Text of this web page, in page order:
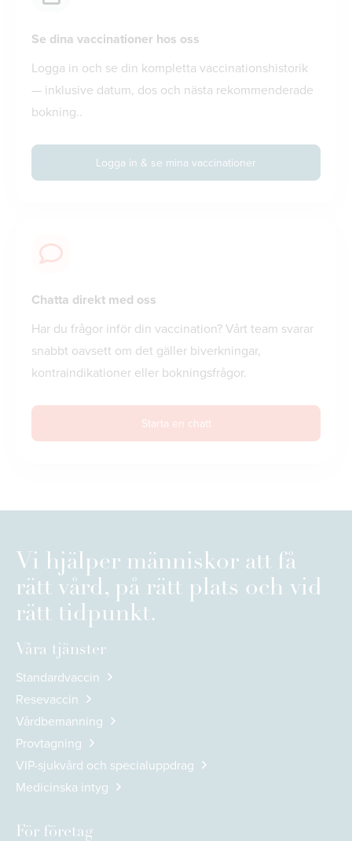
Se dina vaccinationer hos oss
Logga in och se din kompletta vaccinationshistorik
— inklusive datum, dos och nästa rekommenderade
bokning..
Logga in & se mina vaccinationer
Chatta direkt med oss
Har du frågor inför din vaccination? Vårt team svarar
snabbt oavsett om det gäller biverkningar,
kontraindikationer eller bokningsfrågor.
Starta en chatt
Vi hjälper människor att få
rätt vård, på rätt plats och vid
rätt tidpunkt.
Våra tjänster
Standardvaccin
Resevaccin
Vårdbemanning
Provtagning
VIP-sjukvård och specialuppdrag
Medicinska intyg
För företag